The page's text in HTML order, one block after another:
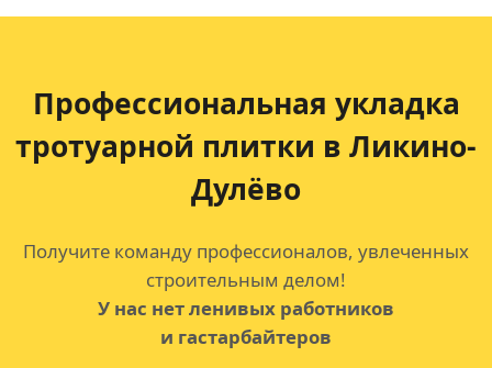
Профессиональная укладка
тротуарной плитки в Ликино-
Дулёво
Получите команду профессионалов, увлеченных
строительным делом!
У нас нет ленивых работников
и гастарбайтеров